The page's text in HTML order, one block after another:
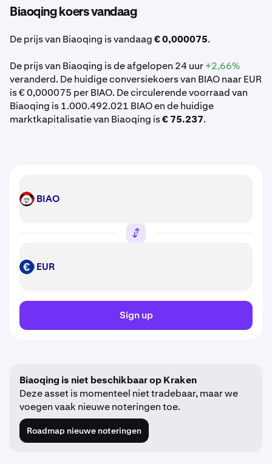
Biaoqing koers vandaag
De prijs van Biaoqing is vandaag€ 0,000075.
De prijs van Biaoqing is de afgelopen 24 uur+2,66%
veranderd. De huidige conversiekoers van BIAO naar EUR
is € 0,000075 per BIAO. De circulerende voorraad van
Biaoqing is 1.000.492.021 BIAO en de huidige
marktkapitalisatie van Biaoqing is€ 75.237.
BIAO BIAO
EUR EUR
Sign up
Biaoqing is niet beschikbaar op Kraken
Deze asset is momenteel niet tradebaar, maar we
voegen vaak nieuwe noteringen toe.
Roadmap nieuwe noteringen